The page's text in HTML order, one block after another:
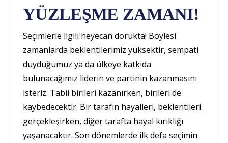
YÜZLEŞME ZAMANI!
Seçimlerle ilgili heyecan dorukta! Böylesi
zamanlarda beklentilerimiz yüksektir, sempati
duyduğumuz ya da ülkeye katkıda
bulunacağımız liderin ve partinin kazanmasını
isteriz. Tabii birileri kazanırken, birileri de
kaybedecektir. Bir tarafın hayalleri, beklentileri
gerçekleşirken, diğer tarafta hayal kırıklığı
yaşanacaktır. Son dönemlerde ilk defa seçimin